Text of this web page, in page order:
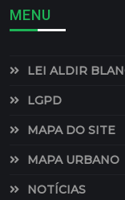
MENU
LEI ALDIR
LGPD
MAPA DO SITE
MAPA URBANO
NOTÍCIAS